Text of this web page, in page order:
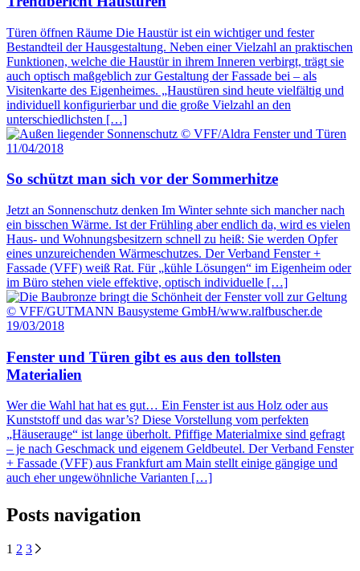
Türen öffnen Räume Die Haustür ist ein wichtiger und fester
Bestandteil der Hausgestaltung. Neben einer Vielzahl an praktischen
Funktionen, welche die Haustür in ihrem Inneren verbirgt, trägt sie
auch optisch maßgeblich zur Gestaltung der Fassade bei – als
Visitenkarte des Eigenheimes. „Haustüren sind heute vielfältig und
individuell konfigurierbar und die große Vielzahl an den
unterschiedlichsten […]
11/04/2018
So schützt man sich vor der Sommerhitze
Jetzt an Sonnenschutz denken Im Winter sehnte sich mancher nach
ein bisschen Wärme. Ist der Frühling aber endlich da, wird es vielen
Haus- und Wohnungsbesitzern schnell zu heiß: Sie werden Opfer
eines unzureichenden Wärmeschutzes. Der Verband Fenster +
Fassade (VFF) weiß Rat. Für „kühle Lösungen“ im Eigenheim oder
im Büro stehen viele effektive, optisch individuelle […]
19/03/2018
Fenster und Türen gibt es aus den tollsten
Materialien
Wer die Wahl hat hat es gut… Ein Fenster ist aus Holz oder aus
Kunststoff und das war’s? Diese Vorstellung vom perfekten
„Häuserauge“ ist lange überholt. Pfiffige Materialmixe sind gefragt
– je nach Geschmack und eigenem Geldbeutel. Der Verband Fenster
+ Fassade (VFF) aus Frankfurt am Main stellt einige gängige und
auch eher ungewöhnliche Varianten […]
Posts navigation
1 2 3